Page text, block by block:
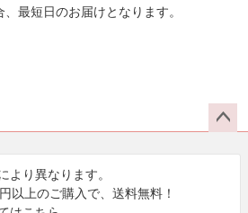
最短日のお届けとなります。
より異なります。
以上のご購入で、送料無料！